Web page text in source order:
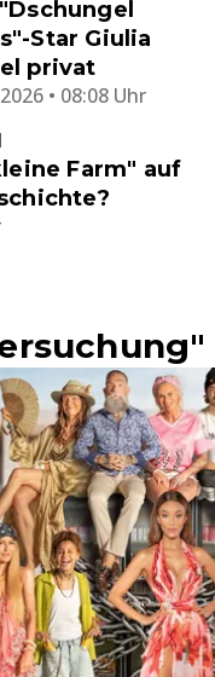
Star Giulia
privat
• 08:08 Uhr
Farm" auf